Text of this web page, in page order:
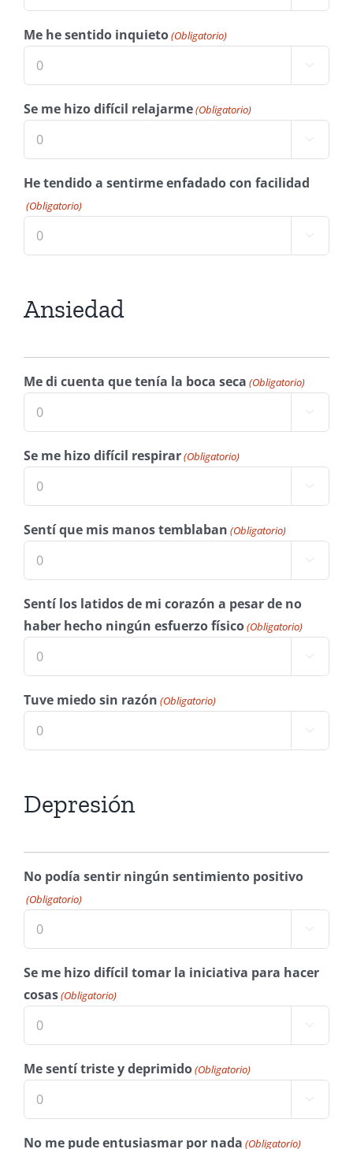
Me he sentido inquieto(Obligatorio)

Se me hizo difícil relajarme(Obligatorio)

He tendido a sentirme enfadado con facilidad
(Obligatorio)

Ansiedad
Me di cuenta que tenía la boca seca (Obligatorio)

Se me hizo difícil respirar(Obligatorio)

Sentí que mis manos temblaban (Obligatorio)

Sentí los latidos de mi corazón a pesar de no
haber hecho ningún esfuerzo físico(Obligatorio)

Tuve miedo sin razón (Obligatorio)

Depresión
No podía sentir ningún sentimiento positivo
(Obligatorio)

Se me hizo difícil tomar la iniciativa para hacer
cosas(Obligatorio)

Me sentí triste y deprimido(Obligatorio)

No me pude entusiasmar por nada (Obligatorio)